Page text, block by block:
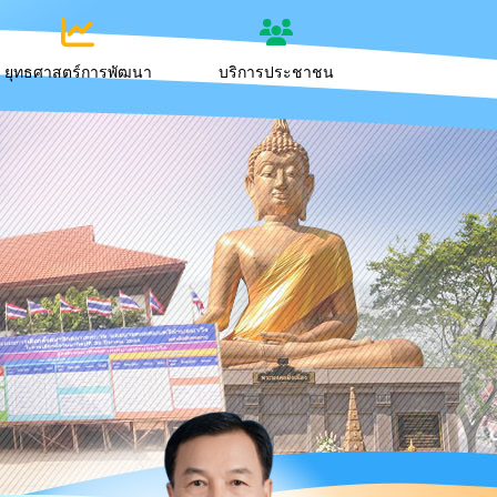
ยุทธศาสตร์การพัฒนา บริการประชาชน